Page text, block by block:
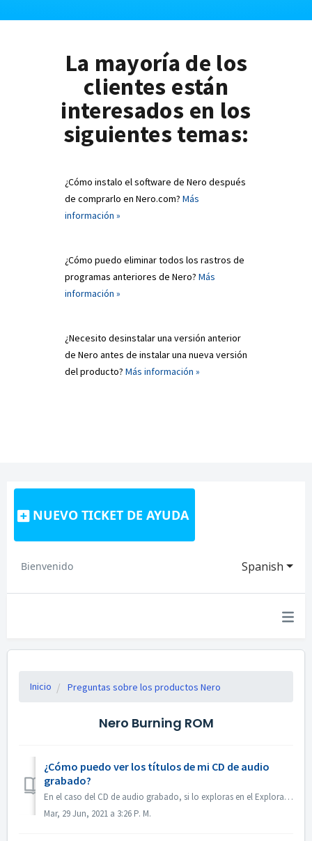
La mayoría de los
clientes están
interesados en los
siguientes temas:
¿Cómo instalo el software de Nero después
de comprarlo en Nero.com? Más
información »
¿Cómo puedo eliminar todos los rastros de
programas anteriores de Nero? Más
información »
¿Necesito desinstalar una versión anterior
de Nero antes de instalar una nueva versión
del producto? Más información »
NUEVO TICKET DE AYUDA
Spanish
Bienvenido
Inicio Preguntas sobre los productos Nero
Nero Burning ROM
¿Cómo puedo ver los títulos de mi CD de audio
grabado?
En el caso del CD de audio grabado, si lo exploras en el Explorador de Windows, aparecerá como pista 01, pista 02. Esto es lo esperado: Si lo rep...
Mar, 29 Jun, 2021 a 3:26 P. M.